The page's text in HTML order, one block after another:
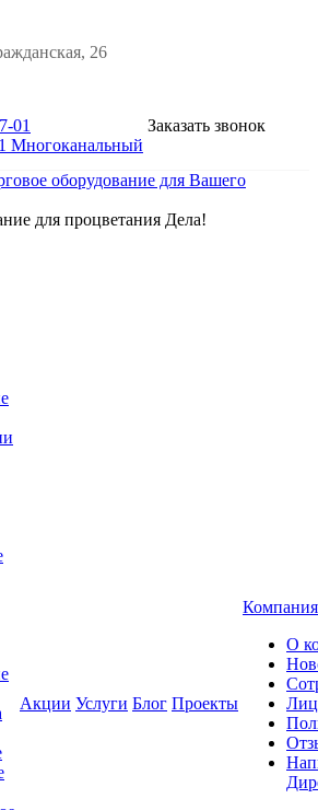
26
01
Многоканальный
Заказать звонок
для процветания Дела!
Акции Услуги Блог Проекты
Компания
О